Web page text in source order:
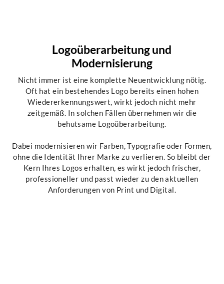
Logoüberarbeitung und
Modernisierung
Nicht immer ist eine komplette Neuentwicklung nötig.
Oft hat ein bestehendes Logo bereits einen hohen
Wiedererkennungswert, wirkt jedoch nicht mehr
zeitgemäß. In solchen Fällen übernehmen wir die
behutsame Logoüberarbeitung.
Dabei modernisieren wir Farben, Typografie oder Formen,
ohne die Identität Ihrer Marke zu verlieren. So bleibt der
Kern Ihres Logos erhalten, es wirkt jedoch frischer,
professioneller und passt wieder zu den aktuellen
Anforderungen von Print und Digital.